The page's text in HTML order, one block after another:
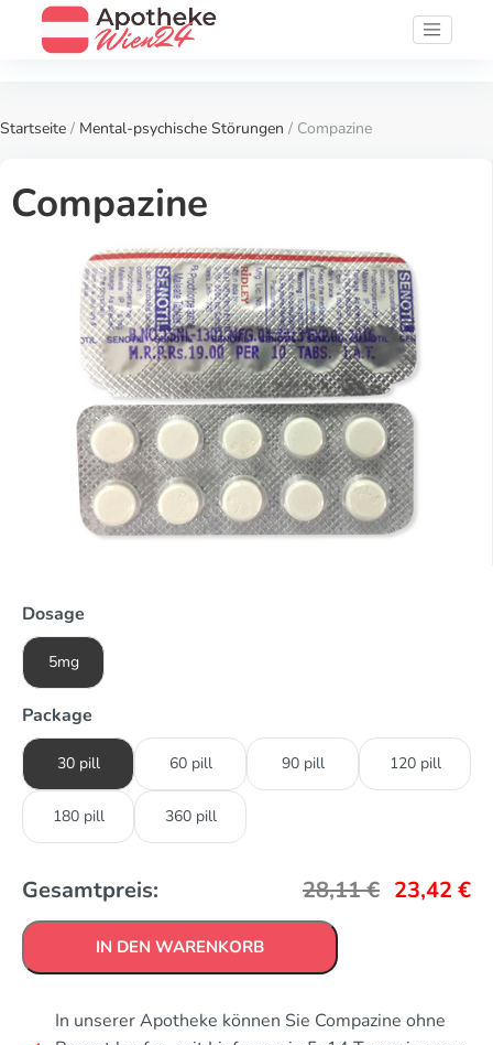
Startseite / Mental-psychische Störungen / Compazine
Compazine
Dosage
5mg
Package
30 pill 60 pill 90 pill 120 pill
180 pill 360 pill
Gesamtpreis: 28,11€ 23,42 €
IN DEN WARENKORB
In unserer Apotheke können Sie Compazine ohne